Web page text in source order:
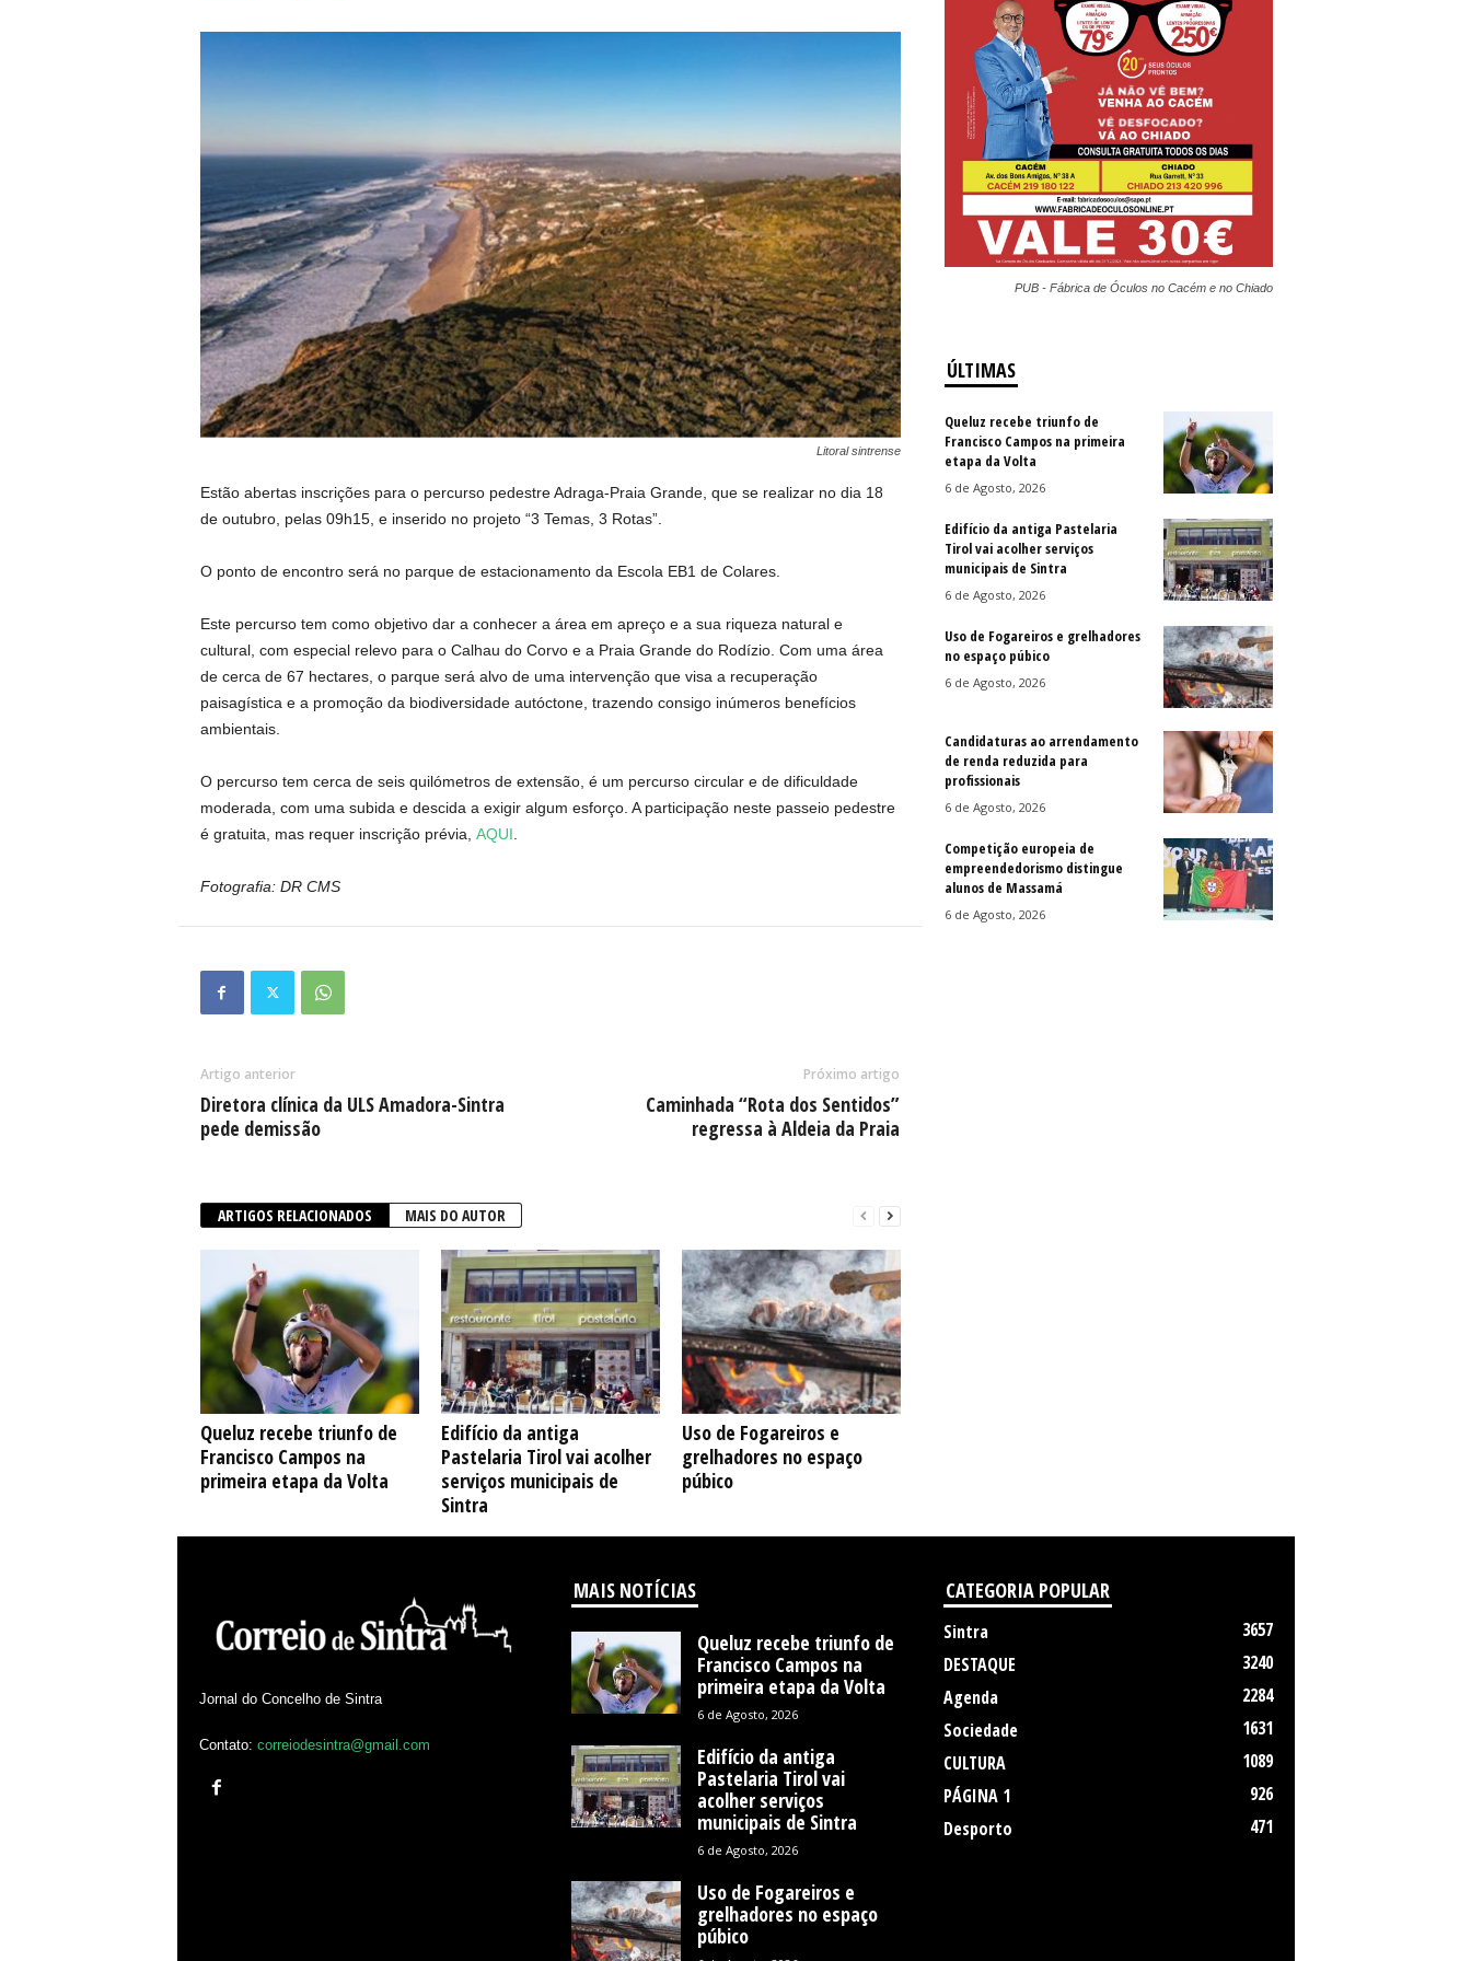
Litoral sintrense
Estão abertas inscrições para o percurso pedestre Adraga-Praia Grande, que se realizar no dia 18
de outubro, pelas 09h15, e inserido no projeto “3 Temas, 3 Rotas”.
O ponto de encontro será no parque de estacionamento da Escola EB1 de Colares.
Este percurso tem como objetivo dar a conhecer a área em apreço e a sua riqueza natural e
cultural, com especial relevo para o Calhau do Corvo e a Praia Grande do Rodízio. Com uma área
de cerca de 67 hectares, o parque será alvo de uma intervenção que visa a recuperação
paisagística e a promoção da biodiversidade autóctone, trazendo consigo inúmeros benefícios
ambientais.
O percurso tem cerca de seis quilómetros de extensão, é um percurso circular e de dificuldade
moderada, com uma subida e descida a exigir algum esforço. A participação neste passeio pedestre
é gratuita, mas requer inscrição prévia, AQUI
Fotografia: DR CMS
Artigo anterior
Diretora clínica da ULS Amadora-Sintra
pede demissão
Próximo artigo
Caminhada “Rota dos Sentidos”
regressa à Aldeia da Praia
ARTIGOS RELACIONADOS MAIS DO AUTOR
Queluz recebe triunfo de
Francisco Campos na
primeira etapa da Volta
Edifício da antiga
Pastelaria Tirol vai acolher
serviços municipais de
Sintra
Uso de Fogareiros e
grelhadores no espaço
púbico
PUB - Fábrica de Óculos no Cacém e no Chiado
ÚLTIMAS
Queluz recebe triunfo de
Francisco Campos na primeira
etapa da Volta
6 de Agosto, 2026
Edifício da antiga Pastelaria
Tirol vai acolher serviços
municipais de Sintra
6 de Agosto, 2026
Uso de Fogareiros e grelhadores
no espaço púbico
6 de Agosto, 2026
Candidaturas ao arrendamento
de renda reduzida para
profissionais
6 de Agosto, 2026
Competição europeia de
empreendedorismo distingue
alunos de Massamá
6 de Agosto, 2026
Jornal do Concelho de Sintra
Contato: correiodesintra@gmail.com
MAIS NOTÍCIAS
Queluz recebe triunfo de
Francisco Campos na
primeira etapa da Volta
6 de Agosto, 2026
Edifício da antiga
Pastelaria Tirol vai
acolher serviços
municipais de Sintra
6 de Agosto, 2026
Uso de Fogareiros e
grelhadores no espaço
púbico
CATEGORIA POPULAR
Sintra
3657
DESTAQUE
3240
Agenda
2284
Sociedade
1631
CULTURA
1089
PÁGINA 1
926
Desporto
471